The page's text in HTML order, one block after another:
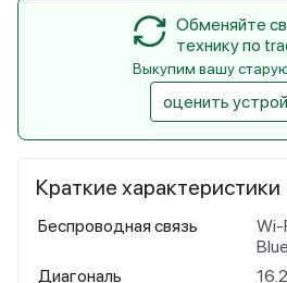
Краткие характеристики
Беспроводная связь
Wi-
Диагональ
16.2
Обменяйте
технику по
Выкупим вашу
оценить